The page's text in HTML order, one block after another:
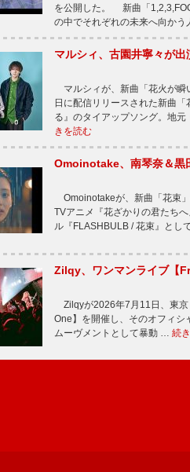
を公開した。 新曲「
の中でそれぞれの未来へ向か
マルシィ、古園井寧々が
マルシィが、新曲「花火が
日に配信リリースされた新曲
る』のタイアップソング。地
きを読む
Omoinotake、南琴奈＆黒
Omoinotakeが、新曲「花束
TVアニメ『花ざかりの君たち
ル『FLASHBULB / 花束』とし
Zilqy、ワンマンライブ【
Zilqyが2026年7月11日、東京
One】を開催し、そのオフィ
ムーヴメントとして暴動 … 続